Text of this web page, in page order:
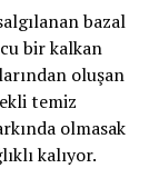
bazal
bir kalkan
oluşan
temiz
olmasak
kalıyor.